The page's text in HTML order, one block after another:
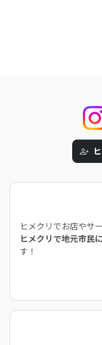
ヒメクリでお店やサ
ヒメクリで地元市民
す！